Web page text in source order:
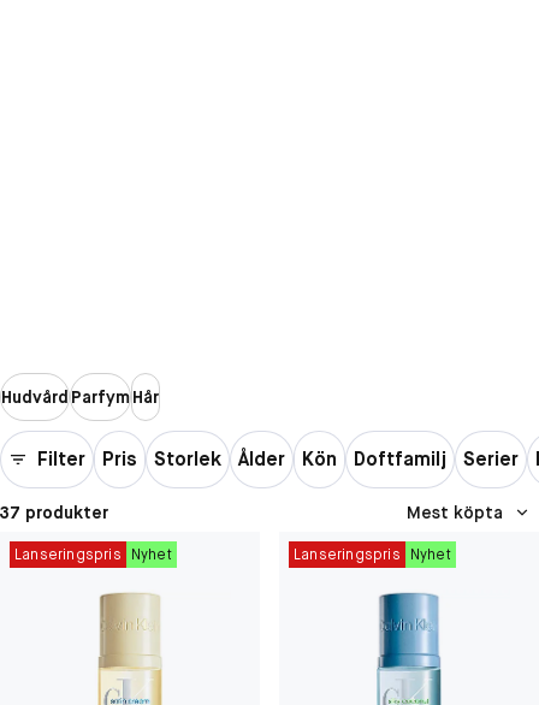
HudvårdParfymHår
Filter Pris Storlek Ålder Kön Doftfamilj Serier
37 produkter Mest köpta
Lanseringspris Nyhet Lanseringspris Nyhet